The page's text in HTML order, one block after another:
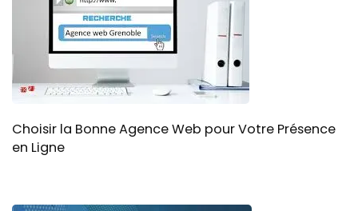
Choisir la Bonne Agence Web pour Votre Présence
en Ligne